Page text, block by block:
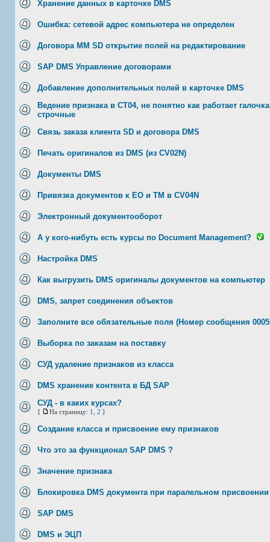
Хранение данных в карточке DMS
Ошибка: сетевой адрес компьютера не определен
Договора MM SD открытие полей на редактирование
SAP DMS Управление договорами
Добавление дополнительных полей в карточке DMS
Ведение признака в CT04, не понятно как работает
строчные
Связь заказа клиента SD и договора DMS
Печать оригиналов из DMS (из CV02N)
Документы DMS
Привязка документов к ЕО и ТМ в CV04N
Электронный документооборот
А у кого-нибуть есть курсы по Document Management?
Настройка DMS
Как выгрузить DMS оригиналы документов на компьютер
DMS, запрет соединения объектов
Заполните все обязательные поля (Номер сообщения
Выборка по заказам на поставку
СУД удаление признаков из класса
DMS хранение контента в БД SAP
СУД - в каких курсах?
[ На страницу: 1 2 ]
Создание класса и присвоение ему признаков
Что это за функционал SAP DMS ?
Значение признака
Блокировка DMS документа при паралельном присвоении
SAP DMS
DMS и ЭЦП